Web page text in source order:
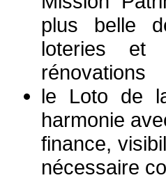
plus belle
loteries et
rénovations
le Loto de
harmonie
finance,
nécessaire